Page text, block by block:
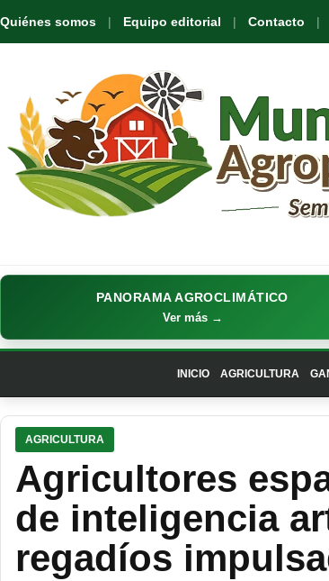
Quiénes somos Equipo editorial Contacto
PANORAMA AGROCLIMÁTICO
Ver más →
INICIO AGRICULTURA
AGRICULTURA
Agricultores
de inteligencia
regadíos